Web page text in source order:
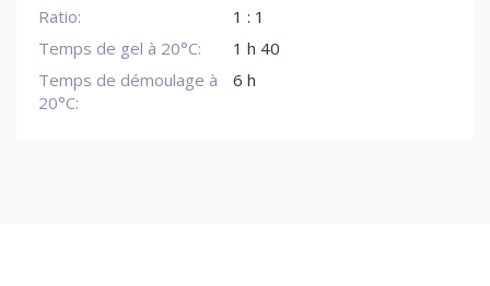
Ratio:
1 : 1
Temps de gel à 20°C:
1 h 40
Temps de démoulage à
20°C:
6 h